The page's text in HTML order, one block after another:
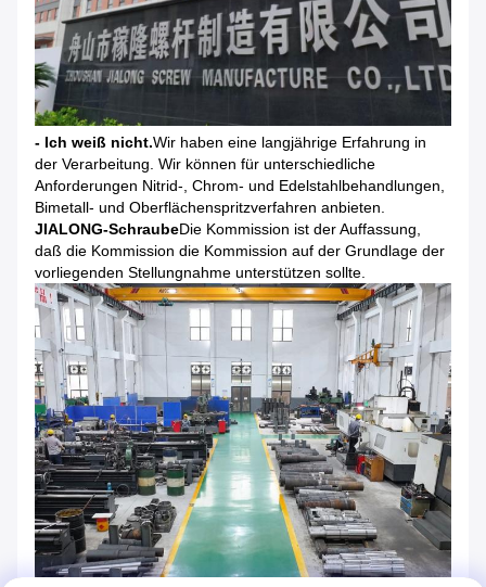
- Ich weiß nicht.Wir haben eine langjährige Erfahrung in
der Verarbeitung. Wir können für unterschiedliche
Anforderungen Nitrid-, Chrom- und Edelstahlbehandlungen,
Bimetall- und Oberflächenspritzverfahren anbieten.
JIALONG-SchraubeDie Kommission ist der Auffassung,
daß die Kommission die Kommission auf der Grundlage der
vorliegenden Stellungnahme unterstützen sollte.